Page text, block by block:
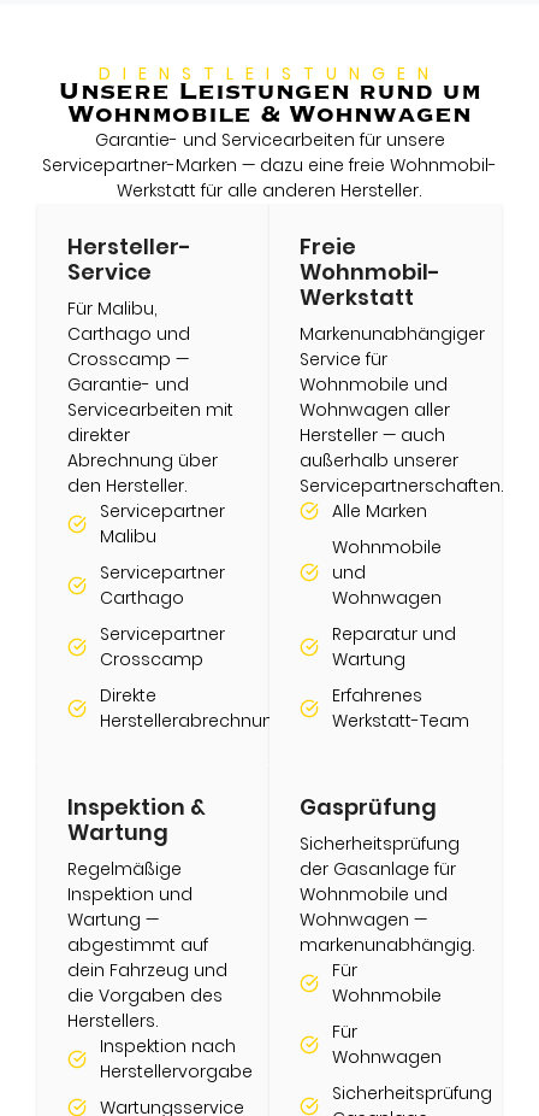
DIENSTLEISTUNGEN
Unsere Leistungen rund um
Wohnmobile & Wohnwagen
Garantie- und Servicearbeiten für unsere
Servicepartner-Marken — dazu eine freie Wohnmobil-
Werkstatt für alle anderen Hersteller.
Hersteller-
Service
Für Malibu,
Carthago und
Crosscamp —
Garantie- und
Servicearbeiten mit
direkter
Abrechnung über
den Hersteller.
Servicepartner
Malibu
Servicepartner
Carthago
Servicepartner
Crosscamp
Direkte
Herstellerabrechnung
Freie
Wohnmobil-
Werkstatt
Markenunabhängiger
Service für
Wohnmobile und
Wohnwagen aller
Hersteller — auch
außerhalb unserer
Servicepartnerschaften.
Alle Marken
Wohnmobile
und
Wohnwagen
Reparatur und
Wartung
Erfahrenes
Werkstatt-Team
Inspektion &
Wartung
Regelmäßige
Inspektion und
Wartung —
abgestimmt auf
dein Fahrzeug und
die Vorgaben des
Herstellers.
Inspektion nach
Herstellervorgabe
Wartungsservice
Gasprüfung
Sicherheitsprüfung
der Gasanlage für
Wohnmobile und
Wohnwagen —
markenunabhängig.
Für
Wohnmobile
Für
Wohnwagen
Sicherheitsprüfung